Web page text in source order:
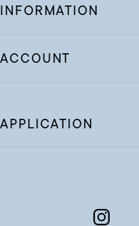
INFORMATION
ACCOUNT
APPLICATION